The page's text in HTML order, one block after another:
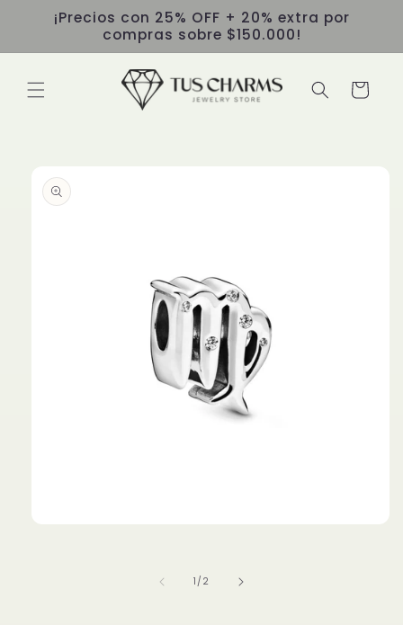
directamente
¡Precios con 25% OFF + 20% extra por
compras sobre $150.000!
Carrito
información
del producto
1 /de
2